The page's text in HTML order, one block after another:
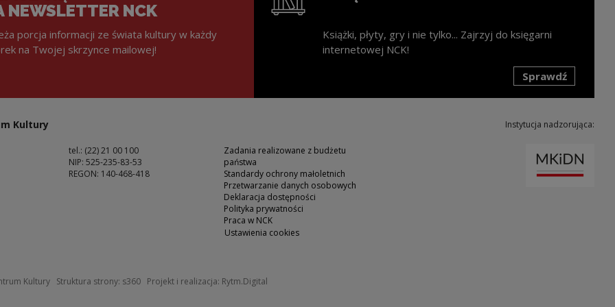
NEWSLETTER NCK
porcja informacji ze świata kultury w każdy
na Twojej skrzynce mailowej!
Książki, płyty, gry i nie tylko... Zajrzyj do księgarni
internetowej NCK!
Sprawdź
Kultury
tel.: (22) 21 00 100
NIP: 525-235-83-53
REGON: 140-468-418
Zadania realizowane z budżetu
państwa
Standardy ochrony małoletnich
Przetwarzanie danych osobowych
Deklaracja dostępności
Polityka prywatności
Praca w NCK
Ustawienia cookies
Instytucja nadzorująca:
Kultury Struktura strony: s360Uwaga, link zostanie otwarty w nowym oknie
Projekt i realizacja: Rytm.Digital